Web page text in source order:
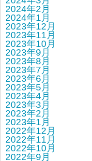
2024年2月
2024年1月
2023年12月
2023年11月
2023年10月
2023年9月
2023年8月
2023年7月
2023年6月
2023年5月
2023年4月
2023年3月
2023年2月
2023年1月
2022年12月
2022年11月
2022年10月
2022年9月